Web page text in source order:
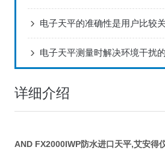
电子天平的准确性是用户比较
电子天平测量时解决环境干扰
详细介绍
AND FX2000IWP防水进口天平,艾安得